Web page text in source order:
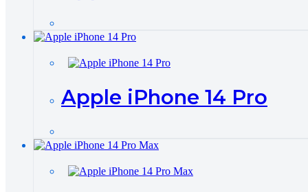
Apple iPhone 14 Pro